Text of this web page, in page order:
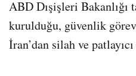
ABD Dışişleri Bakanlığı
kurulduğu, güvenlik
İran’dan silah ve